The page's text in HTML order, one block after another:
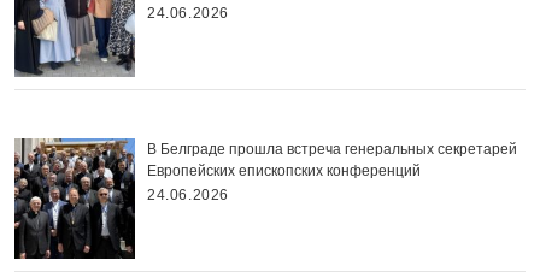
24.06.2026
В Белграде прошла встреча генеральных секретарей
Европейских епископских конференций
24.06.2026